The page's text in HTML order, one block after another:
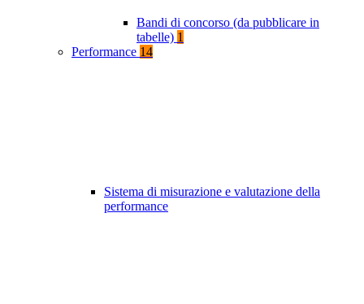
Bandi di concorso (da pubblicare in
tabelle) 1
Performance 14
Sistema di misurazione e valutazione della
performance